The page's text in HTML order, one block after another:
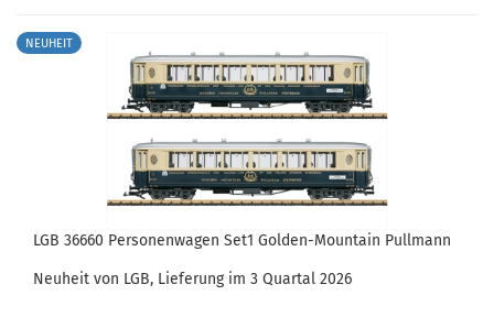
NEUHEIT
LGB 36660 Personenwagen Set1 Golden-Mountain Pullmann
Neuheit von LGB, Lieferung im 3 Quartal 2026